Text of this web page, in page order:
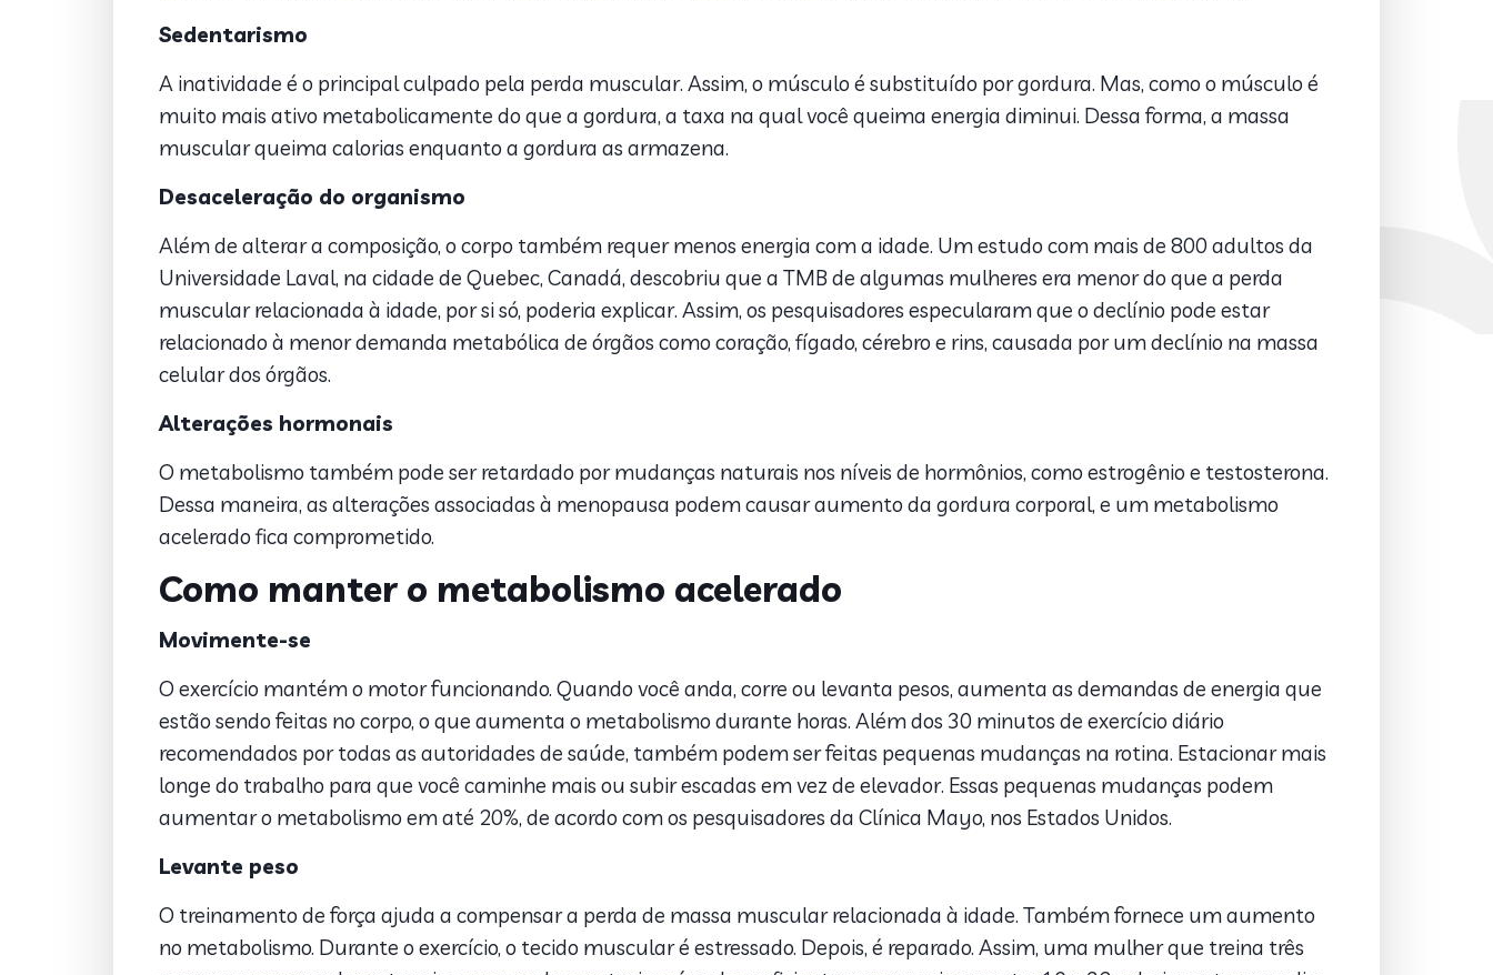
Sedentarismo
A inatividade é o principal culpado pela perda muscular. Assim, o músculo é substituído por gordura. Mas, como o músculo é
muito mais ativo metabolicamente do que a gordura, a taxa na qual você queima energia diminui. Dessa forma, a massa
muscular queima calorias enquanto a gordura as armazena.
Desaceleração do organismo
Além de alterar a composição, o corpo também requer menos energia com a idade. Um estudo com mais de 800 adultos da
Universidade Laval, na cidade de Quebec, Canadá, descobriu que a TMB de algumas mulheres era menor do que a perda
muscular relacionada à idade, por si só, poderia explicar. Assim, os pesquisadores especularam que o declínio pode estar
relacionado à menor demanda metabólica de órgãos como coração, fígado, cérebro e rins, causada por um declínio na massa
celular dos órgãos.
Alterações hormonais
O metabolismo também pode ser retardado por mudanças naturais nos níveis de hormônios, como estrogênio e testosterona.
Dessa maneira, as alterações associadas à menopausa podem causar aumento da gordura corporal, e um metabolismo
acelerado fica comprometido.
Como manter o metabolismo acelerado
Movimente-se
O exercício mantém o motor funcionando. Quando você anda, corre ou levanta pesos, aumenta as demandas de energia que
estão sendo feitas no corpo, o que aumenta o metabolismo durante horas. Além dos 30 minutos de exercício diário
recomendados por todas as autoridades de saúde, também podem ser feitas pequenas mudanças na rotina. Estacionar mais
longe do trabalho para que você caminhe mais ou subir escadas em vez de elevador. Essas pequenas mudanças podem
aumentar o metabolismo em até 20%, de acordo com os pesquisadores da Clínica Mayo, nos Estados Unidos.
Levante peso
O treinamento de força ajuda a compensar a perda de massa muscular relacionada à idade. Também fornece um aumento
no metabolismo. Durante o exercício, o tecido muscular é estressado. Depois, é reparado. Assim, uma mulher que treina três